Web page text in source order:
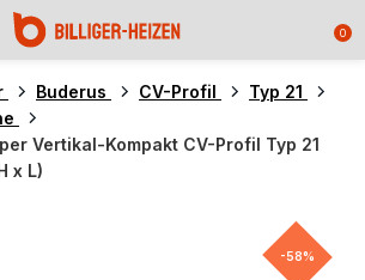
0
Buderus CV-Profil
Typ 21
Vertikal-Kompakt CV-Profil Typ 21
x L)
-58%